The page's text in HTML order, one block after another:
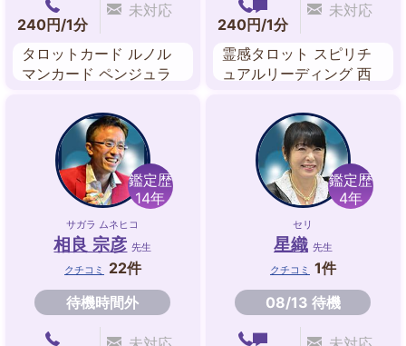
240円/1分
未対応
タロットカード ルノル
マンカード ペンジュラ
240円/1分
未対応
霊感タロット スピリチ
ュアルリーディング 西
エネルギーワーク
鑑定歴
14年
サガラ ムネヒコ
相良 宗彦 先生
クチコミ
22件
待機時間外
鑑定歴
4年
セリ
星織 先生
クチコミ 1件
08/13 待機